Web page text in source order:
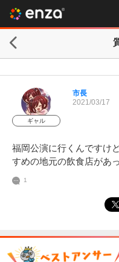
ギャル
市長
2021/03/17
福岡公演に行くんですけ
すめの地元の飲食店があ
1